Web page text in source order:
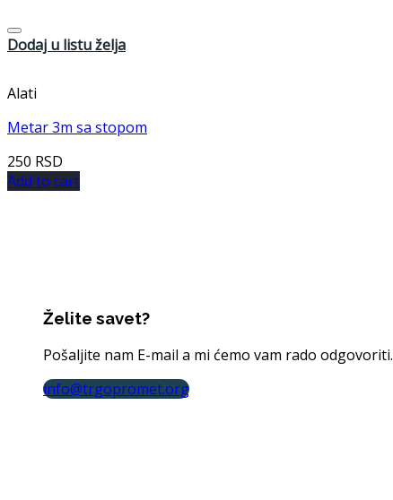
Dodaj u listu želja
Alati
Metar 3m sa stopom
250 RSD
Add to cart
Želite savet?
Pošaljite nam E-mail a mi ćemo vam rado odgovoriti.
info@trgopromet.org